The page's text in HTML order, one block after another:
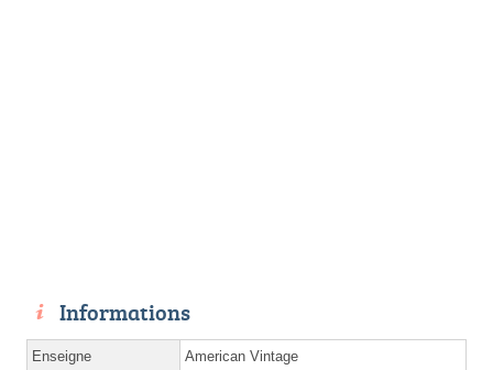
Informations
Enseigne American Vintage